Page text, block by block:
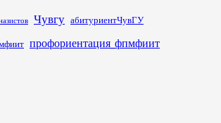
Чувгу абитуриентЧувГУ
профориентация_фпмфиит